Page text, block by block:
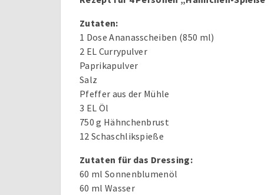
Zutaten:
1 Dose Ananasscheiben (850 ml)
2 EL Currypulver
Paprikapulver
Salz
Pfeffer aus der Mühle
3 EL Öl
750 g Hähnchenbrust
12 Schaschlikspieße
Zutaten für das Dressing:
60 ml Sonnenblumenöl
60 ml Wasser